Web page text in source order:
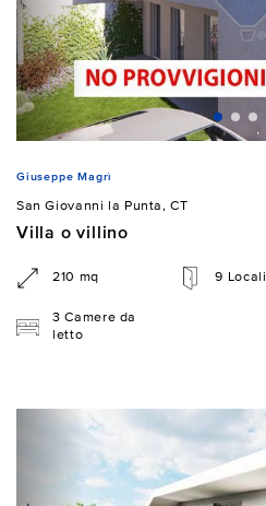
Giuseppe Magrì
San Giovanni la Punta, CT
Villa o villino
210 mq 9 Locali
3 Camere da
letto